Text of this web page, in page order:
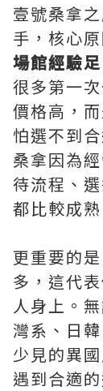
壹號桑拿
手，核心
場館經驗足
很多第一
價格高，
怕選不到
桑拿因為
待流程、
都比較成
更重要的
多，這代
人身上。
灣系、日
少見的異
遇到合適的